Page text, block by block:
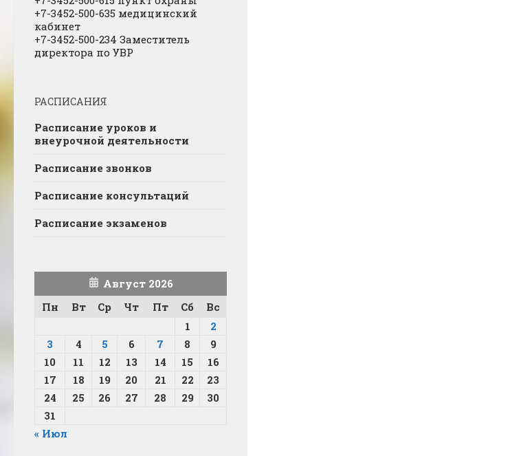
+7-3452-500-635 медицинский
кабинет
+7-3452-500-234 Заместитель
директора по УВР
РАСПИСАНИЯ
Расписание уроков и
внеурочной деятельности
Расписание звонков
Расписание консультаций
Расписание экзаменов
Август 2026
Пн
Вт Ср Чт Пт Сб
Вс
1
2
3
4 5 6 7 8
9
10
11 12 13 14 15
16
17
18 19 20 21 22
23
24
25 26 27 28 29
30
31
« Июл